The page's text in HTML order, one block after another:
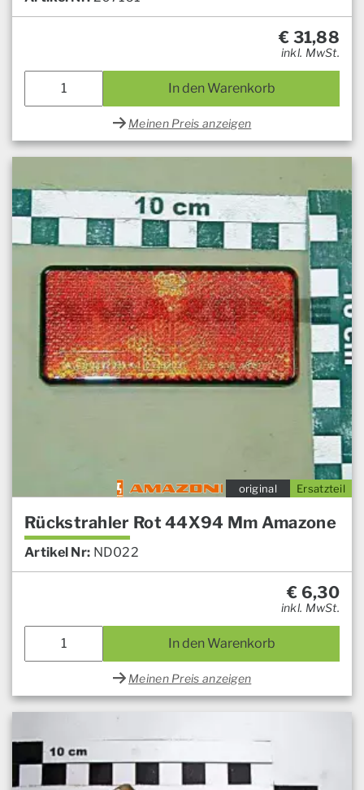
€ 31,88
inkl. MwSt.
In den Warenkorb
Meinen Preis anzeigen
Ersatzteil
original
Rückstrahler Rot 44X94 Mm Amazone
Artikel Nr: ND022
€ 6,30
inkl. MwSt.
In den Warenkorb
Meinen Preis anzeigen